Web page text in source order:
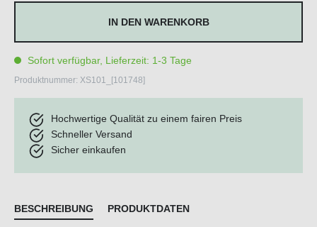
IN DEN WARENKORB
Sofort verfügbar, Lieferzeit: 1-3 Tage
Produktnummer: XS101_[101748]
Hochwertige Qualität zu einem fairen Preis
Schneller Versand
Sicher einkaufen
BESCHREIBUNG PRODUKTDATEN